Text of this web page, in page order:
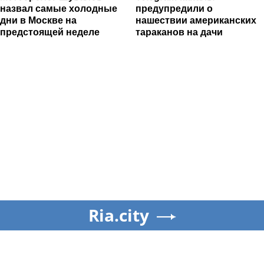
назвал самые холодные
дни в Москве на
предстоящей неделе
предупредили о
нашествии американских
тараканов на дачи
Ria.city